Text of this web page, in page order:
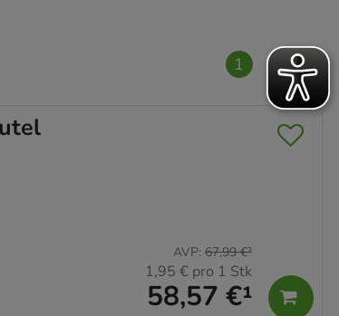
1 2
58,57 €¹
AVP: 67,99 €²
1,95 € pro 1 Stk